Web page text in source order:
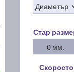
Стар
0 мм.